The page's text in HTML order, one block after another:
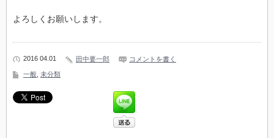
よろしくお願いします。
2016 04.01 田中要一郎 コメントを書く
一般 未分類